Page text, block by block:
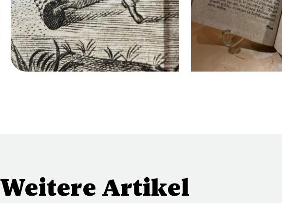
Weitere Artikel